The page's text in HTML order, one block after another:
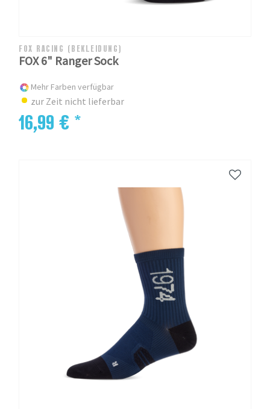
FOX RACING (BEKLEIDUNG)
FOX 6" Ranger Sock
Mehr Farben verfügbar
zur Zeit nicht lieferbar
16,99 € *